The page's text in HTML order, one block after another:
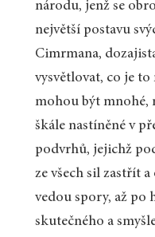
národu, jenž se
největší postavu
Cimrmana,
vysvětlovat, co je
mohou být mnohé,
škále nastíněné v
podvrhů, jejichž
ze všech sil zastřít
vedou spory, až po
skutečného a